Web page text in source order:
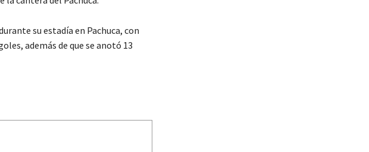
su estadía en Pachuca, con
además de que se anotó 13